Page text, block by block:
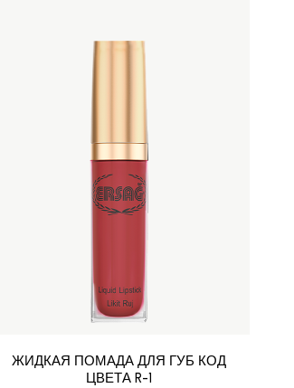
ЖИДКАЯ ПОМАДА ДЛЯ ГУБ КОД
ЦВЕТА R-1